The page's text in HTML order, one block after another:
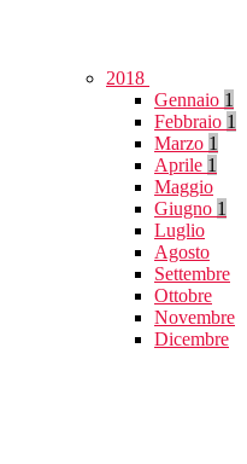
2018
Gennaio 1
Febbraio 1
Marzo 1
Aprile 1
Maggio
Giugno 1
Luglio
Agosto
Settembre
Ottobre
Novembre
Dicembre